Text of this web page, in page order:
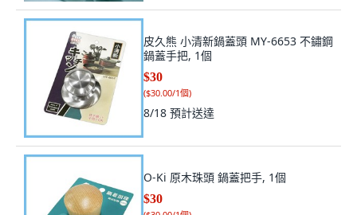
鍋蓋手把, 1個
$30
($30.00/1個
8/18預計送達
$30
($30.00/1個